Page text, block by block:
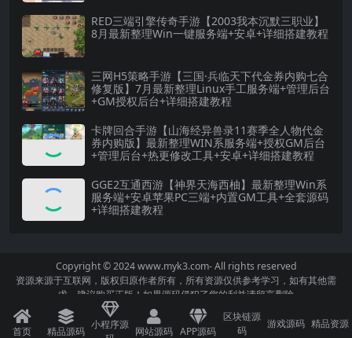
RED三端引擎传奇手游【2003我本沉默三职业】
8月最新整理Win一键服务端+安卓+详细搭建教程
三网H5策略手游【三国·兵临天下代金券内购七合
修复版】7月最新整理Linux手工服务端+管理后台
+GM授权后台+详细搭建教程
卡牌回合手游【山海经异兽录11赛季全人物代金
券内购版】最新整理WIN系服务端+授权GM后台
+管理后台+热更修改工具+安卓+详细搭建教程
GGE2互通西游【神界天海西柚】最新整理Win系
服务端+安卓苹果PC三端+内置GM工具+全套源码
+详细搭建教程
Copyright © 2024www.myk3.com- All rights reserved
资源来源于互联网，版权归原作者所有，所有资源仅供参考学习，如有其他需
求，建议购买正版！如果源码侵犯了您的利益请留言删除
首页 精品源码
小程序源
网站源码 APP源码
区块链源
码
游戏源码 精品资源